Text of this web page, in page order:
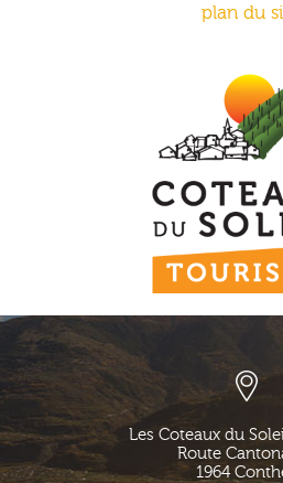
plan du
Les Coteaux du
Route
1964